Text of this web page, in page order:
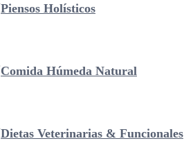
Piensos Holísticos
Comida Húmeda Natural
Dietas Veterinarias & Funcionales